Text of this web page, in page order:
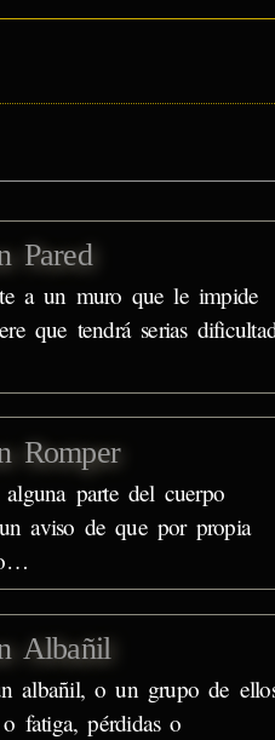
Pared
a un muro que le impide
que tendrá serias
Romper
alguna parte del cuerpo
aviso de que por propia
Albañil
albañil, o un grupo de
fatiga, pérdidas o